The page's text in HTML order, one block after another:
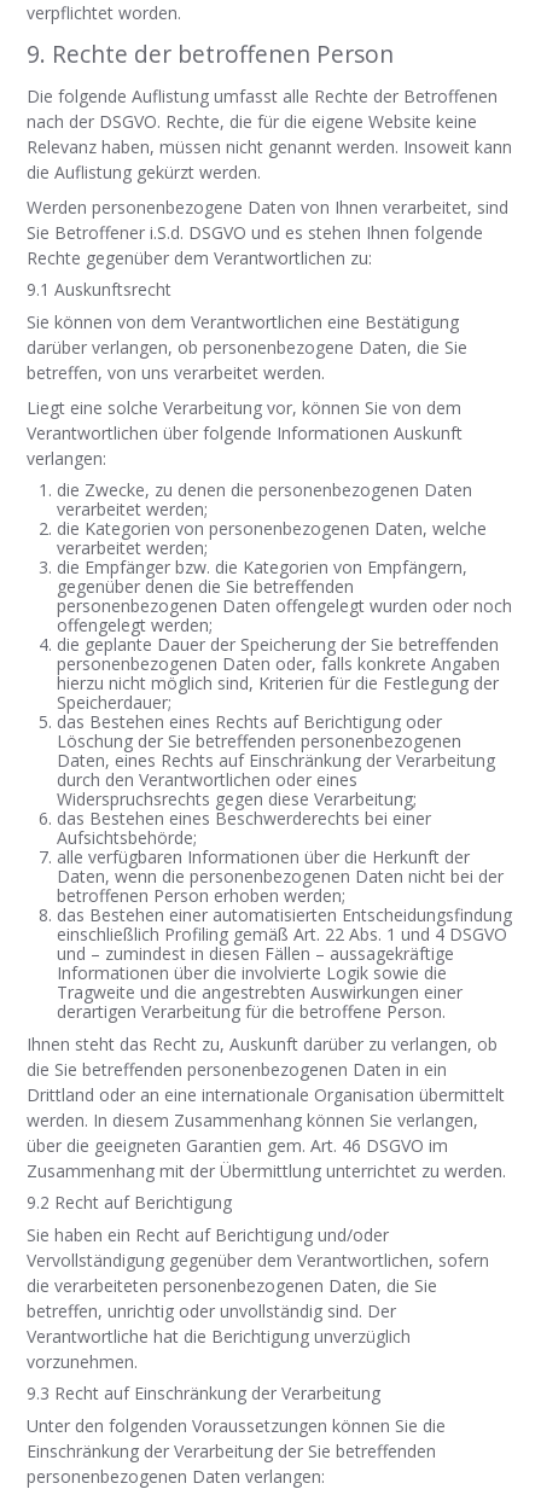
verpflichtet worden.
9. Rechte der betroffenen Person
Die folgende Auflistung umfasst alle Rechte der Betroffenen
nach der DSGVO. Rechte, die für die eigene Website keine
Relevanz haben, müssen nicht genannt werden. Insoweit kann
die Auflistung gekürzt werden.
Werden personenbezogene Daten von Ihnen verarbeitet, sind
Sie Betroffener i.S.d. DSGVO und es stehen Ihnen folgende
Rechte gegenüber dem Verantwortlichen zu:
9.1 Auskunftsrecht
Sie können von dem Verantwortlichen eine Bestätigung
darüber verlangen, ob personenbezogene Daten, die Sie
betreffen, von uns verarbeitet werden.
Liegt eine solche Verarbeitung vor, können Sie von dem
Verantwortlichen über folgende Informationen Auskunft
verlangen:
die Zwecke, zu denen die personenbezogenen Daten
verarbeitet werden;
die Kategorien von personenbezogenen Daten, welche
verarbeitet werden;
die Empfänger bzw. die Kategorien von Empfängern,
gegenüber denen die Sie betreffenden
personenbezogenen Daten offengelegt wurden oder noch
offengelegt werden;
die geplante Dauer der Speicherung der Sie betreffenden
personenbezogenen Daten oder, falls konkrete Angaben
hierzu nicht möglich sind, Kriterien für die Festlegung der
Speicherdauer;
das Bestehen eines Rechts auf Berichtigung oder
Löschung der Sie betreffendenpersonenbezogenen
Daten, eines Rechts auf Einschränkung der Verarbeitung
durch den Verantwortlichen oder eines
Widerspruchsrechts gegen diese Verarbeitung;
das Bestehen eines Beschwerderechts bei einer
Aufsichtsbehörde;
alle verfügbaren Informationen über die Herkunft der
Daten, wenn diepersonenbezogenen Daten nicht bei der
betroffenen Person erhoben werden;
das Bestehen einer automatisierten Entscheidungsfindung
einschließlich Profiling gemäß Art. 22 Abs. 1 und 4 DSGVO
und – zumindest in diesen Fällen – aussagekräftige
Informationen über die involvierte Logik sowie die
Tragweite und die angestrebten Auswirkungen einer
derartigen Verarbeitung für die betroffene Person.
Ihnen steht das Recht zu, Auskunft darüber zu verlangen, ob
die Sie betreffenden personenbezogenen Daten in ein
Drittland oder an eine internationale Organisation übermittelt
werden. In diesem Zusammenhang können Sie verlangen,
über die geeigneten Garantien gem. Art. 46 DSGVO im
Zusammenhang mit der Übermittlung unterrichtet zu werden.
9.2 Recht auf Berichtigung
Sie haben ein Recht auf Berichtigung und/oder
Vervollständigung gegenüber dem Verantwortlichen, sofern
die verarbeiteten personenbezogenen Daten, die Sie
betreffen, unrichtig oder unvollständig sind. Der
Verantwortliche hat die Berichtigung unverzüglich
vorzunehmen.
9.3 Recht auf Einschränkung der Verarbeitung
Unter den folgenden Voraussetzungen können Sie die
Einschränkung der Verarbeitung der Sie betreffenden
personenbezogenen Daten verlangen: